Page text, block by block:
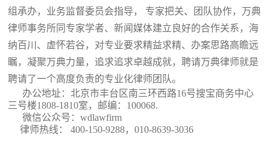
组承办，业务监督委员会指导， 专家把关、团队协作，万典
律师事务所同专家学者、新闻媒体建立良好的合作关系，海
纳百川、虚怀若谷，对专业要求精益求精、办案思路高瞻远
瞩，凝聚万典力量，追求追求卓越成就，聘请万典律师就是
聘请了一个高度负责的专业化律师团队。
办公地址：北京市丰台区南三环西路16号搜宝商务中心
三号楼1808-1810室 ，邮编：100068.
微信公众号：wdlawfirm
律师热线： 400-150-9288，010-8639-3036